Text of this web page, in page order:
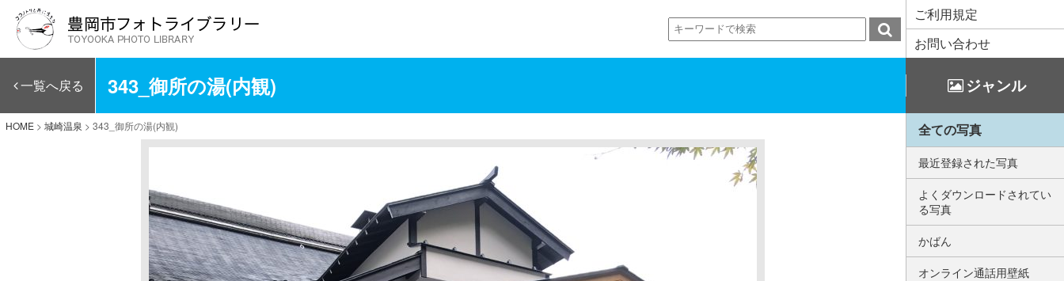
ご利用規定
お問い合わせ
一覧へ戻る 343_御所の湯(内観) ジャンル
HOME > 城崎温泉 > 343_御所の湯(内観) 全ての写真
最近登録された写真
よくダウンロードされてい
る写真
かばん
オンライン通話用壁紙